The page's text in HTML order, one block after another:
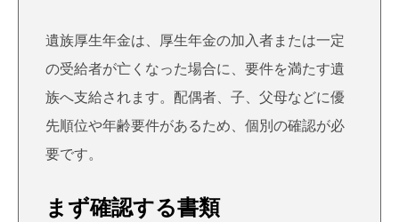
遺族厚生年金は、厚生年金の加入者または一定
の受給者が亡くなった場合に、要件を満たす遺
族へ支給されます。配偶者、子、父母などに優
先順位や年齢要件があるため、個別の確認が必
要です。
まず確認する書類